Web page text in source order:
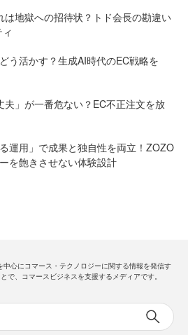
は地獄への招待状？トド会長の勘違い
う活かす？生成AI時代のEC戦略を
夫」が一番危ない？EC不正注文を放
運用」で成果と独自性を両立！ZOZO
を飽きさせない体験設計
中心にコマース・テクノロジーに関する情報を発信す
で、コマースビジネスを支援するメディアです。